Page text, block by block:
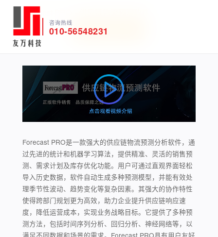
咨询热线
010-56548231
Forecast PRO—供应链物流预测软件
软件试用
Forecast PRO是一款强大的供应链物流预测分析软件，通
过先进的统计和机器学习算法，提供精准、灵活的销售预
测、需求计划及库存优化功能。用户可通过直观界面轻松
导入历史数据，软件自动生成多种预测模型，并能有效处
理季节性波动、趋势变化等复杂因素。其强大的协作特性
使得跨部门规划更为高效，助力企业提升供应链响应速
度，降低运营成本，实现业务战略目标。它提供了多种预
测方法，包括时间序列分析、回归分析、神经网络等，以